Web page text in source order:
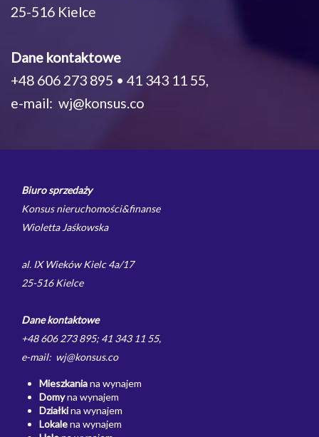
25-516 Kielce
Dane kontaktowe
+48 606 273 895 • 41 343 11 55,
e-mail: wj@konsus.co
Biuro sprzedaży
Konsus nieruchomości&finanse
Wioletta Jaśkowska
al. IX Wieków Kielc 4a/17
25-516 Kielce
Dane kontaktowe
+48 606 273 895; 41 343 11 55,
e-mail: wj@konsus.co
Mieszkaniana wynajem
Domyna wynajem
Działkina wynajem
Lokalena wynajem